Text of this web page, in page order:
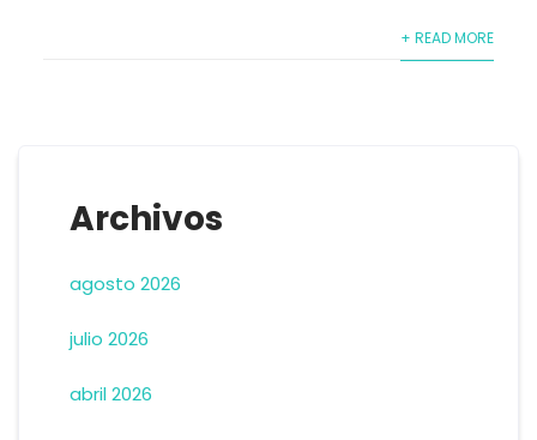
+ READ MORE
Archivos
agosto 2026
julio 2026
abril 2026